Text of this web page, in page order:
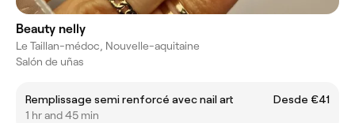
Beauty nelly
Le Taillan-médoc, Nouvelle-aquitaine
Salón de uñas
Remplissage semi renforcé avec nail art
Desde €41
1 hr and 45 min